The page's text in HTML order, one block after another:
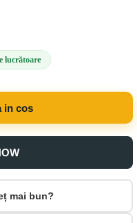
lucrătoare
in cos
mai bun?